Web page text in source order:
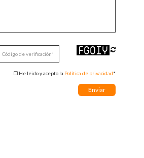
He leido y acepto la Política de privacidad*